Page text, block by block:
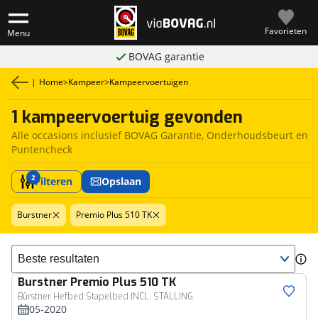
Menu Favorieten
BOVAG garantie
| Home>Kampeer>Kampeervoertuigen
1 kampeervoertuig gevonden
Alle occasions inclusief BOVAG Garantie, Onderhoudsbeurt en
Puntencheck
2Filteren Opslaan
Burstner Premio Plus 510 TK
Sorteer resultaten
Burstner Premio Plus 510 TK
Bürstner Hefbed Stapelbed INCL. STALLING
05-2020